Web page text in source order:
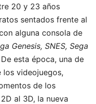
20 y 23 años
sentados frente al
alguna consola de
Genesis, SNES, Sega
esta época, una de
los videojuegos,
de los
al 3D, la nueva